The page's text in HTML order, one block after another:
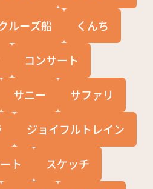
ルーズ船 くんち
コンサート
サニー サファリ
ジョイフルトレイン
ト スケッチ